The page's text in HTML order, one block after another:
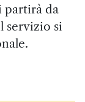
partirà da
servizio si